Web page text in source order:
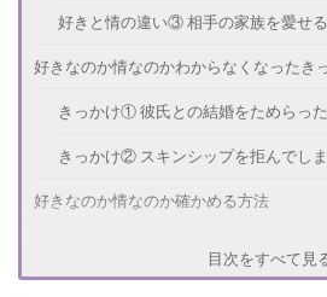
好きと情の違い③ 相手の家族を愛せ
好きなのか情なのかわからなくなったき
きっかけ① 彼氏との結婚をためらっ
きっかけ② スキンシップを拒んでし
好きなのか情なのか確かめる方法
目次をすべて見